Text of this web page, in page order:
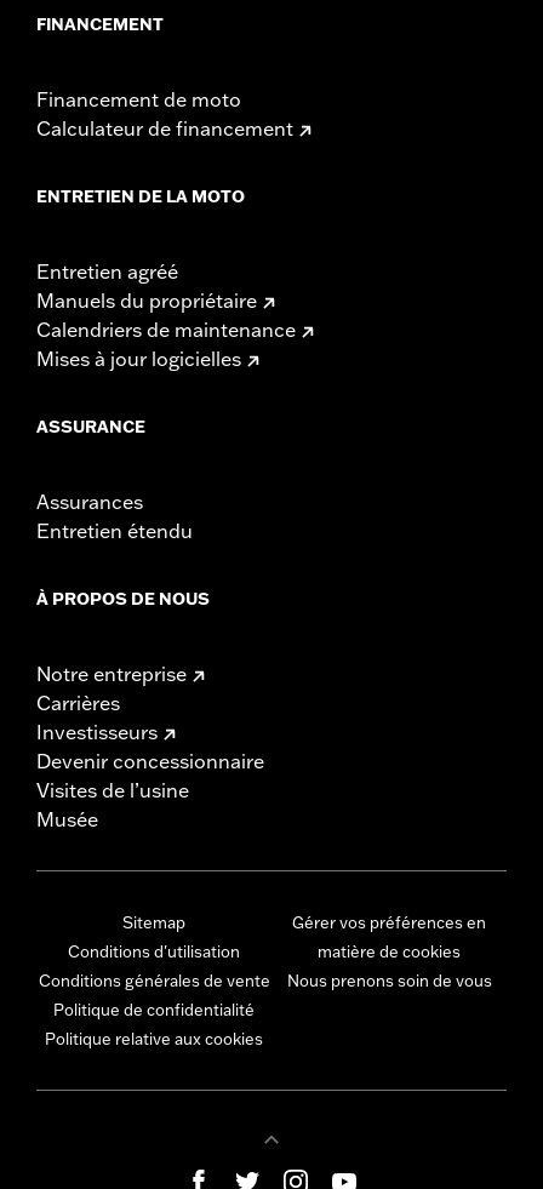
FINANCEMENT
Financement de moto
Calculateur de financement
ENTRETIEN DE LA MOTO
Entretien agréé
Manuels du propriétaire
Calendriers de maintenance
Mises à jour logicielles
ASSURANCE
Assurances
Entretien étendu
À PROPOS DE NOUS
Notre entreprise
Carrières
Investisseurs
Devenir concessionnaire
Visites de l’usine
Musée
Sitemap
Conditions d'utilisation
Conditions générales de vente
Politique de confidentialité
Politique relative aux cookies
Gérer vos préférences en
matière de cookies
Nous prenons soin de vous